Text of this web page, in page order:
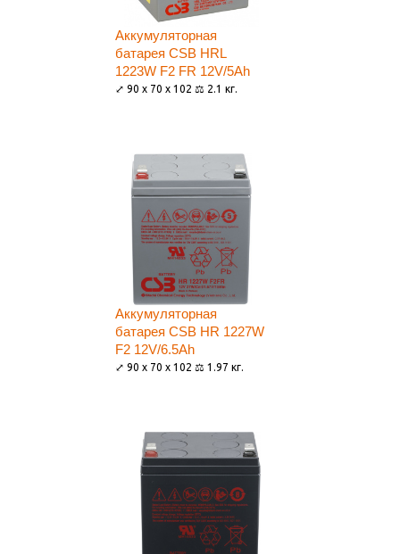
Аккумуляторная
батарея CSB HRL
1223W F2 FR 12V/5Ah
⤢ 90 x 70 x 102 ⚖ 2.1 кг.
Аккумуляторная
батарея CSB HR 1227W
F2 12V/6.5Ah
⤢ 90 x 70 x 102 ⚖ 1.97 кг.